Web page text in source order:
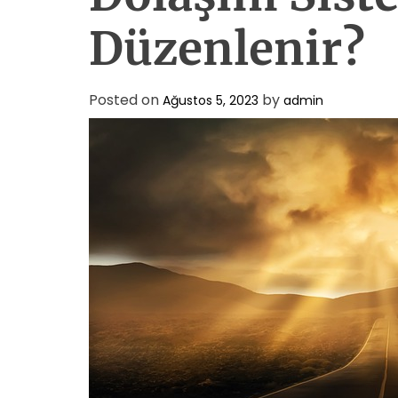
Düzenlenir?
Posted on Ağustos 5, 2023 by admin